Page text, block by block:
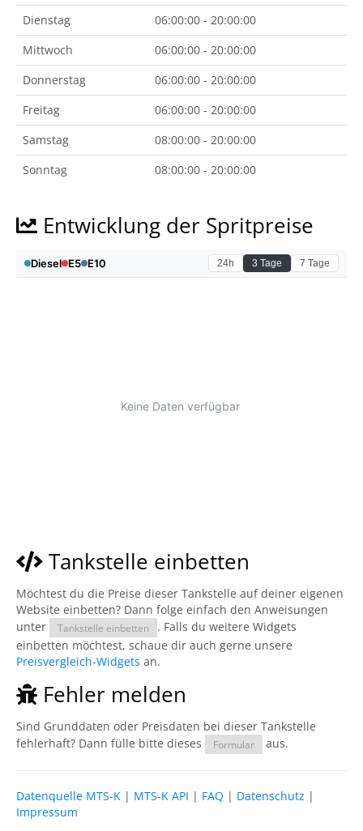
Dienstag
06:00:00 - 20:00:00
Mittwoch
06:00:00 - 20:00:00
Donnerstag
06:00:00 - 20:00:00
Freitag
06:00:00 - 20:00:00
Samstag
08:00:00 - 20:00:00
Sonntag
08:00:00 - 20:00:00
Entwicklung der Spritpreise
Tankstelle einbetten
Möchtest du die Preise dieser Tankstelle auf deiner eigenen
Website einbetten? Dann folge einfach den Anweisungen
unter
Tankstelle einbetten
. Falls du weitere Widgets
einbetten möchtest, schaue dir auch gerne unsere
Preisvergleich-Widgets an.
Fehler melden
Sind Grunddaten oder Preisdaten bei dieser Tankstelle
fehlerhaft? Dann fülle bitte dieses
Formular aus.
Datenquelle MTS-K | MTS-K API | FAQ | Datenschutz |
Impressum